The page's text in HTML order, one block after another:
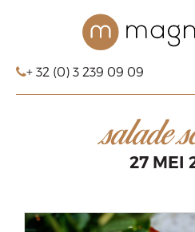
+ 32 (0) 3 239 09 09
salade
27 MEI